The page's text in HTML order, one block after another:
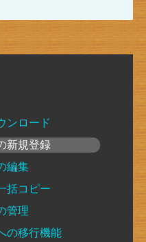
ンロード
新規登録
編集
括コピー
管理
の移行機能